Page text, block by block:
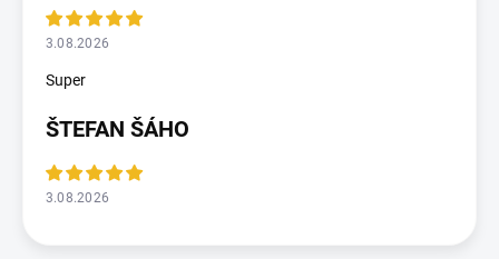
3.08.2026
Super
ŠTEFAN ŠÁHO
3.08.2026